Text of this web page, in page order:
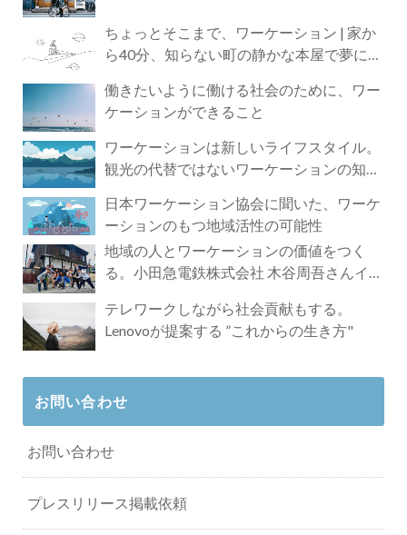
ちょっとそこまで、ワーケーション | 家か
ら40分、知らない町の静かな本屋で夢に近
働きたいように働ける社会のために、ワー
ケーションができること
ワーケーションは新しいライフスタイル。
観光の代替ではないワーケーションの知ら
日本ワーケーション協会に聞いた、ワーケ
ーションのもつ地域活性の可能性
地域の人とワーケーションの価値をつく
る。小田急電鉄株式会社 木谷周吾さんイン
テレワークしながら社会貢献もする。
Lenovoが提案する ”これからの生き方"
お問い合わせ
お問い合わせ
プレスリリース掲載依頼